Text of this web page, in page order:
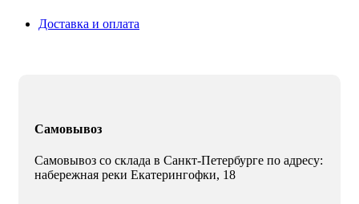
Доставка и оплата
Самовывоз
Самовывоз со склада в Санкт-Петербурге по адресу:
набережная реки Екатерингофки, 18